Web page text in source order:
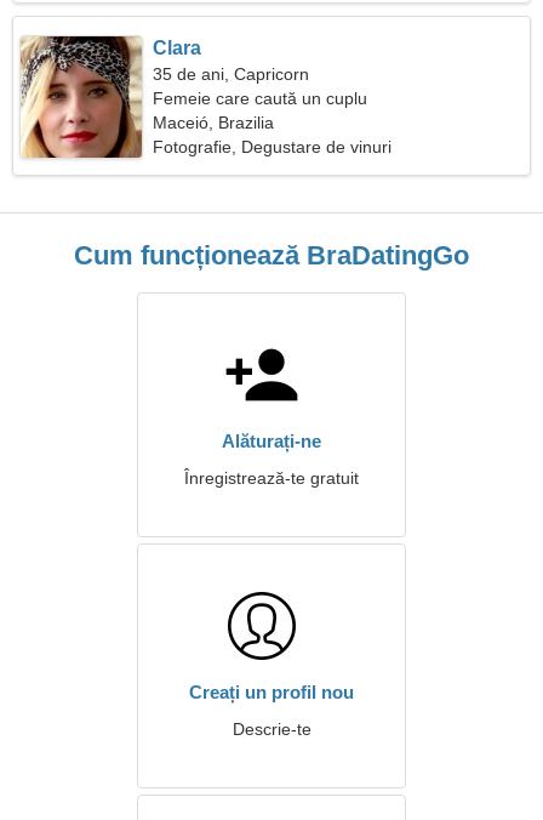
Clara
35 de ani, Capricorn
Femeie care caută un cuplu
Maceió, Brazilia
Fotografie, Degustare de vinuri
Cum funcționează BraDatingGo
Alăturați-ne
Înregistrează-te gratuit
Creați un profil nou
Descrie-te